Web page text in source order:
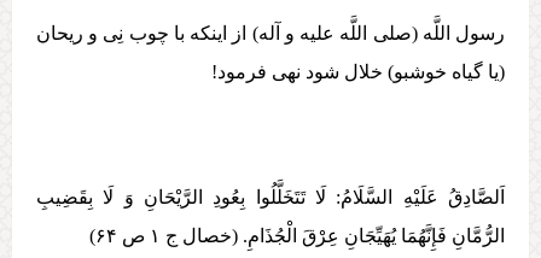
رسول اللَّه (صلی اللَّه علیه و آله) از اینکه با چوب نِی و ریحان
(یا گیاه خوشبو) خلال شود نهی فرمود!
اَلصَّادِقُ عَلَيْهِ السَّلَامُ: لَا تَتَخَلَّلُوا بِعُودِ الرَّيْحَانِ وَ لَا بِقَضِيبِ
الرُّمَّانِ فَإِنَّهُمَا يُهَيِّجَانِ عِرْقَ الْجُذَامِ. (خصال ج ‏۱ ص ۶۴)